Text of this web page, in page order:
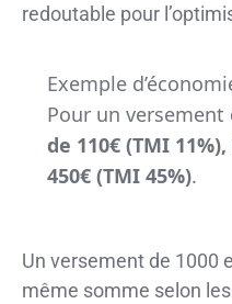
redoutable pour
Exemple
Pour un versement
de 110€ (TMI
450€ (TMI 45%).
Un versement de 1000
même somme selon